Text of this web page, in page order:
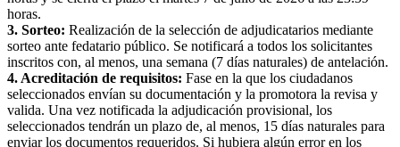
horas.
3. Sorteo: Realización de la selección de adjudicatarios mediante
sorteo ante fedatario público. Se notificará a todos los solicitantes
inscritos con, al menos, una semana (7 días naturales) de antelación.
4. Acreditación de requisitos: Fase en la que los ciudadanos
seleccionados envían su documentación y la promotora la revisa y
valida. Una vez notificada la adjudicación provisional, los
seleccionados tendrán un plazo de, al menos, 15 días naturales para
enviar los documentos requeridos. Si hubiera algún error en los